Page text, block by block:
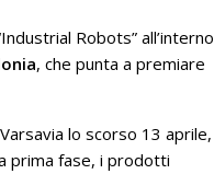
Robots” all’interno
, che punta a premiare
lo scorso 13 aprile,
prima fase, i prodotti